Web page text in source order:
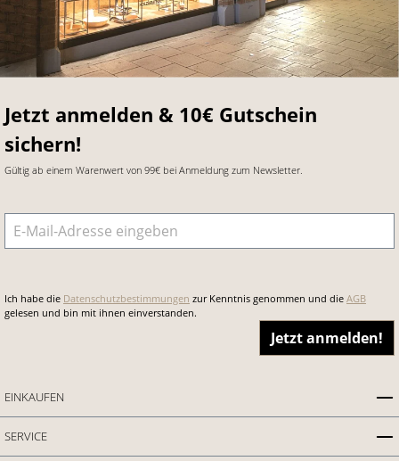
Jetzt anmelden & 10€ Gutschein
sichern!
Gültig ab einem Warenwert von 99€ bei Anmeldung zum Newsletter.
E-Mail-Adresse
Ich habe die Datenschutzbestimmungen zur Kenntnis genommen und die AGB
gelesen und bin mit ihnen einverstanden.
Jetzt anmelden!
EINKAUFEN
SERVICE